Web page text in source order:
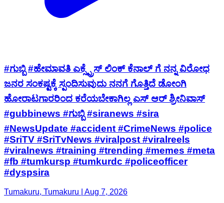
#ಗುಬ್ಬಿ #ಹೇಮಾವತಿ ಎಕ್ಸ್ಪ್ರೆಸ್ ಲಿಂಕ್ ಕೆನಾಲ್ ಗೆ ನನ್ನ ವಿರೋಧ
ಜನರ ಸಂಕಷ್ಟಕ್ಕೆ ಸ್ಪಂದಿಸುವುದು ನನಗೆ ಗೊತ್ತಿದೆ ಡೋಂಗಿ
ಹೋರಾಟಗಾರರಿಂದ ಕರೆಯಬೇಕಾಗಿಲ್ಲ ಎಸ್ ಆರ್ ಶ್ರೀನಿವಾಸ್
#gubbinews #ಗುಬ್ಬಿ #siranews #sira
#NewsUpdate #accident #CrimeNews #police
#SriTV #SriTvNews #viralpost #viralreels
#viralnews #training #trending #memes #meta
#fb #tumkursp #tumkurdc #policeofficer
#dyspsira
Tumakuru, Tumakuru | Aug 7, 2026